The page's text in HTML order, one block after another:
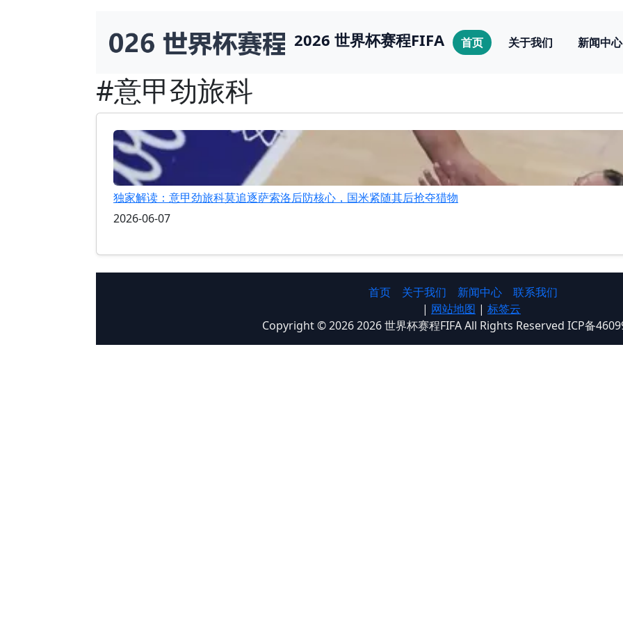
2026 世界杯赛程FIFA 首页 关于我们 新闻中心
#意甲劲旅科
独家解读：意甲劲旅科莫追逐萨索洛后防核心，国米紧随其后抢夺猎物
2026-06-07
首页 关于我们 新闻中心
联系我们
| 网站地图 | 标签云
Copyright © 2026 2026 世界杯赛程FIFA All Rights Reserved ICP备